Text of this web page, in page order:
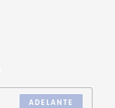
ADELANTE